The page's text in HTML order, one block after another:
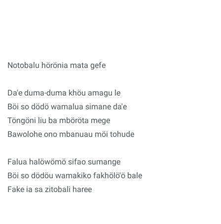
Notobalu hörönia mata gefe
Da'e duma-duma khöu amagu le
Böi so dödö wamalua simane da'e
Töngöni liu ba mböröta mege
Bawolohe ono mbanuau möi tohude
Falua halöwömö sifao sumange
Böi so dödöu wamakiko fakhölö'ö bale
Fake ia sa zitobali haree